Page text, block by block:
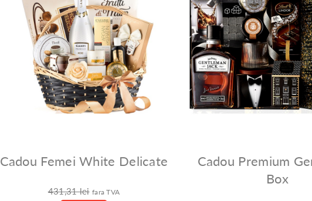
Cadou Femei White Delicate
431,31 lei fara TVA
Cadou Premium
Box